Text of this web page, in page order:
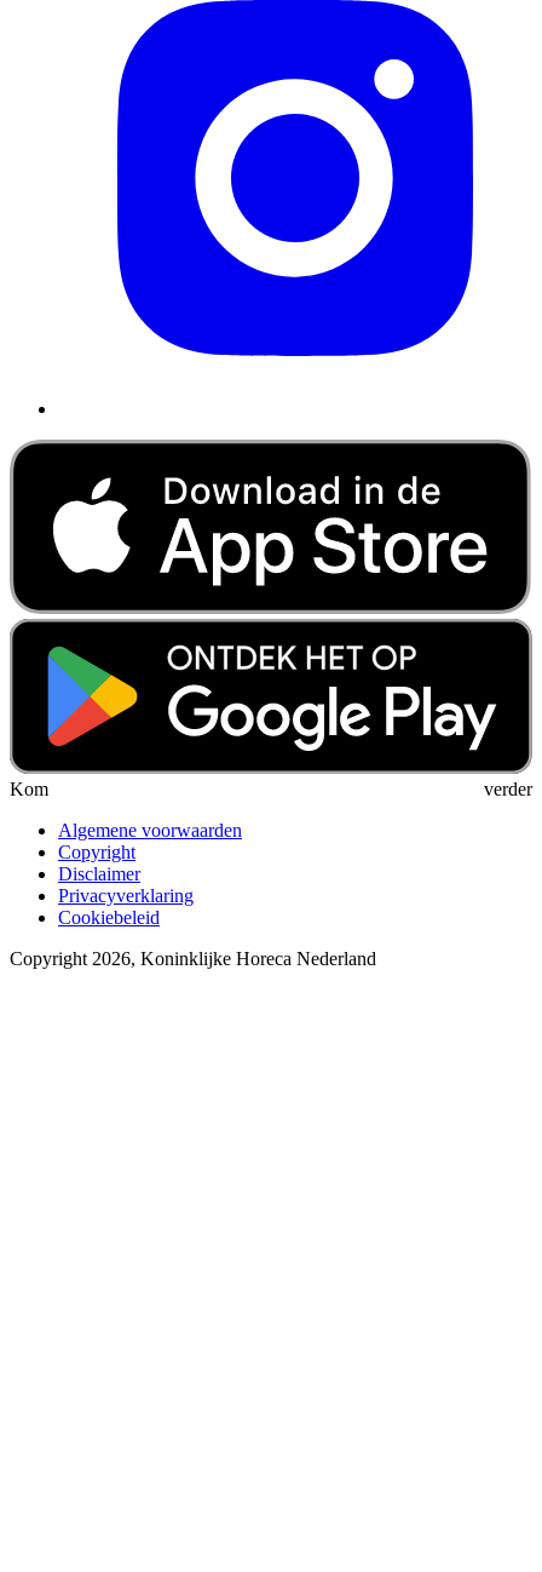
Kom verder
Algemene voorwaarden
Copyright
Disclaimer
Privacyverklaring
Cookiebeleid
Copyright 2026, Koninklijke Horeca Nederland